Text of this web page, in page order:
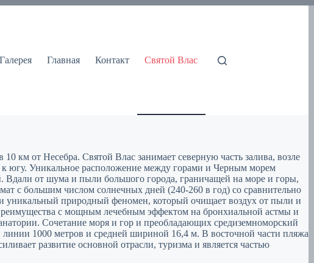
Галерея Главная Контакт Святой Влас
км от Несебра. Святой Влас занимает северную часть залива, возле
к югу. Уникальное расположение между горами и Черным морем
Вдали от шума и пыли большого города, граничащей на море и горы,
с большим числом солнечных дней (240-260 в год) со сравнительно
природный феномен, который очищает воздух от пыли и
с мощным лечебным эффектом на бронхиальной астмы и
Сочетание моря и гор и преобладающих средиземноморский
1000 метров и средней шириной 16,4 м. В восточной части пляжа
развитие основной отрасли, туризма и является частью